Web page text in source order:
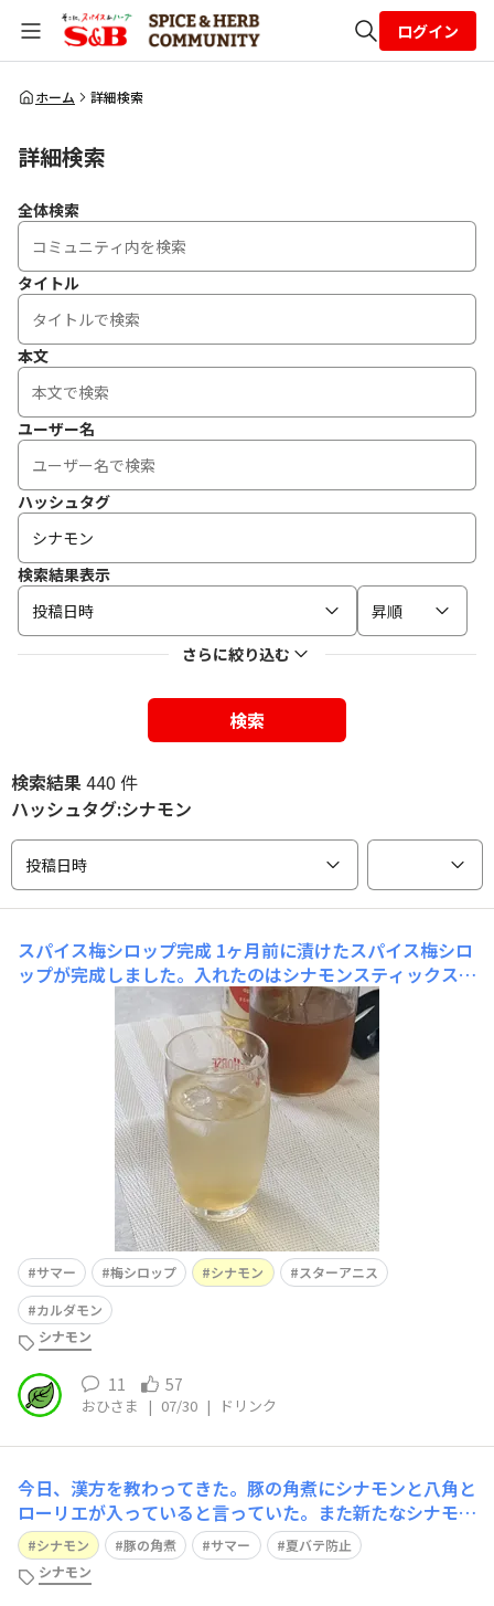
全体検索
ログイン
ホーム 詳細検索
詳細検索
全体検索
タイトル
本文
ユーザー名
ハッシュタグ
検索結果表示
投稿日時
昇順
さらに絞り込む
検索
検索結果440 件
ハッシュタグ:シナモン
投稿日時
スパイス梅シロップ完成 1ヶ月前に漬けたスパイス梅シロ
ップが完成しました。入れたのはシナモンスティックスタ
ーアニスカルダモンクローブだったかな、、、？プレーン
の梅シロップにシナモンやスターアニスの甘い香りが加わ
り、まろやかな風味です👍炭酸水で割ったり、林檎酢をち
ょい足ししたり、夏バテ対策に役立っています🥰
サマー 梅シロップ シナモン
スターアニス
カルダモン
シナモン
11 57
おひさま | 07/30 | ドリンク
今日、漢方を教わってきた。豚の角煮にシナモンと八角と
ローリエが入っていると言っていた。また新たなシナモン
の使い途を知った‼️
シナモン 豚の角煮 サマー
夏バテ防止
シナモン